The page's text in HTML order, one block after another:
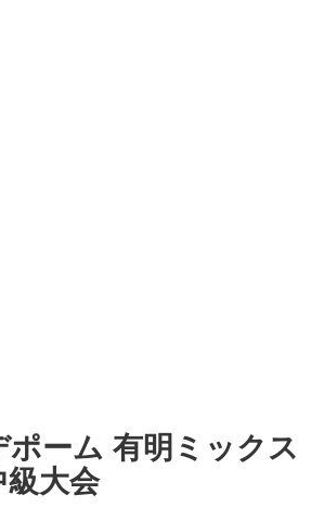
ポーム 有明ミックス
大会